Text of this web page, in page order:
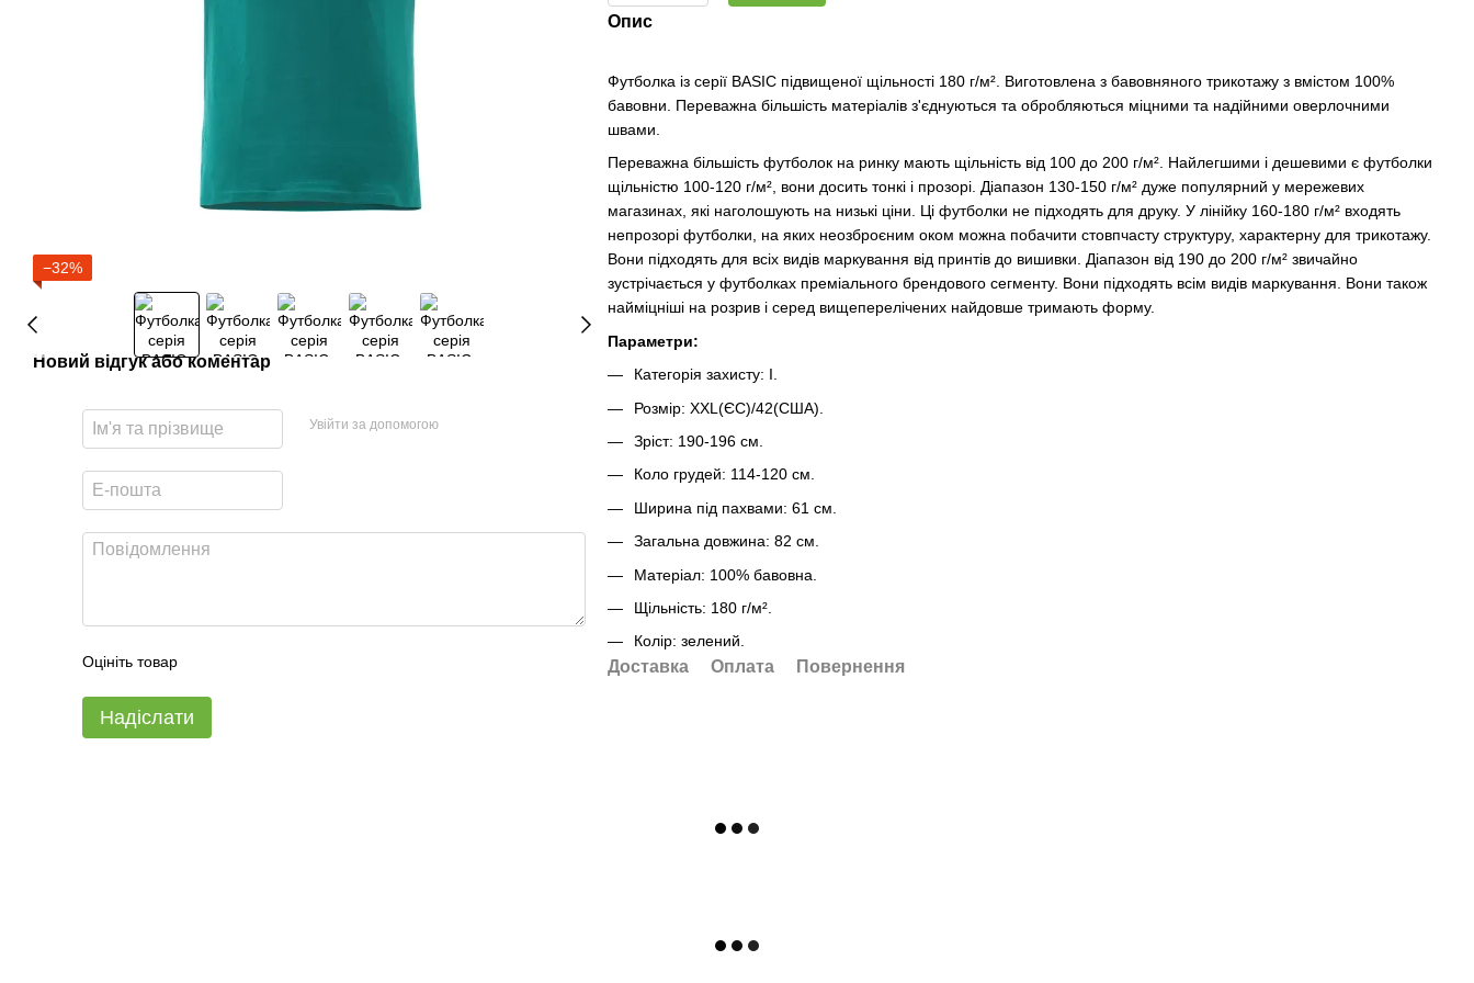
−32%
Новий відгук або коментар
Увійти за допомогою
Оцініть товар
Надіслати
Опис
Футболка із серії BASIC підвищеної щільності 180 г/м². Виготовлена з бавовняного трикотажу з вмістом 100%
бавовни. Переважна більшість матеріалів з'єднуються та обробляються міцними та надійними оверлочними
швами.
Переважна більшість футболок на ринку мають щільність від 100 до 200 г/м². Найлегшими і дешевими є футболки
щільністю 100-120 г/м², вони досить тонкі і прозорі. Діапазон 130-150 г/м² дуже популярний у мережевих
магазинах, які наголошують на низькі ціни. Ці футболки не підходять для друку. У лінійку 160-180 г/м² входять
непрозорі футболки, на яких неозброєним оком можна побачити стовпчасту структуру, характерну для трикотажу.
Вони підходять для всіх видів маркування від принтів до вишивки. Діапазон від 190 до 200 г/м² звичайно
зустрічається у футболках преміального брендового сегменту. Вони підходять всім видів маркування. Вони також
найміцніші на розрив і серед вищеперелічених найдовше тримають форму.
Параметри:
Категорія захисту: I.
Розмір: XXL(ЄС)/42(США).
Зріст: 190-196 см.
Коло грудей: 114-120 см.
Ширина під пахвами: 61 см.
Загальна довжина: 82 см.
Матеріал: 100% бавовна.
Щільність: 180 г/м².
Колір: зелений.
Доставка Оплата Повернення